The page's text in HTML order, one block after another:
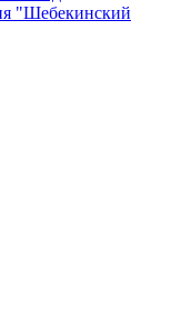
"Шебекинский